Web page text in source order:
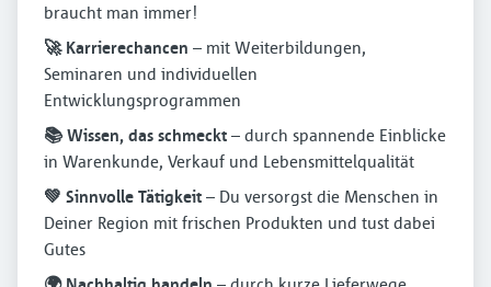
braucht man immer!
🚀 Karrierechancen – mit Weiterbildungen,
Seminaren und individuellen
Entwicklungsprogrammen
📚 Wissen, das schmeckt – durch spannende Einblicke
in Warenkunde, Verkauf und Lebensmittelqualität
💚 Sinnvolle Tätigkeit – Du versorgst die Menschen in
Deiner Region mit frischen Produkten und tust dabei
Gutes